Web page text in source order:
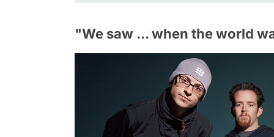
"We saw ... when the world